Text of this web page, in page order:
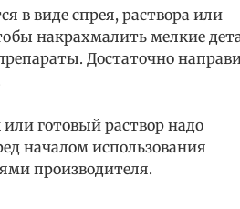
в виде спрея, раствора или
накрахмалить мелкие
Достаточно
готовый раствор надо
началом использования
производителя.